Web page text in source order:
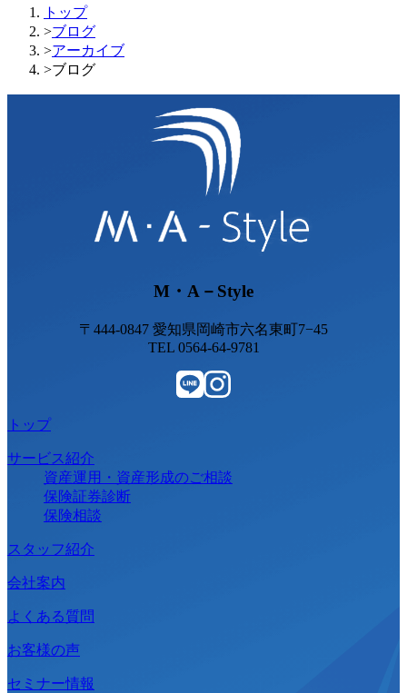
トップ
>ブログ
>アーカイブ
>ブログ
M・A－Style
〒444-0847 愛知県岡崎市六名東町7−45
TEL 0564-64-9781
トップ
サービス紹介
資産運用・資産形成のご相談
保険証券診断
保険相談
スタッフ紹介
会社案内
よくある質問
お客様の声
セミナー情報